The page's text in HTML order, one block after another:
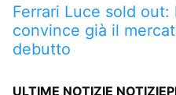
Ferrari Luce sold
convince già il
debutto
ULTIME NOTIZIE